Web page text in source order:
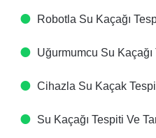
Robotla Su Kaçağı
Uğurmumcu Su Kaçağı
Cihazla Su Kaçak
Su Kaçağı Tespiti Ve